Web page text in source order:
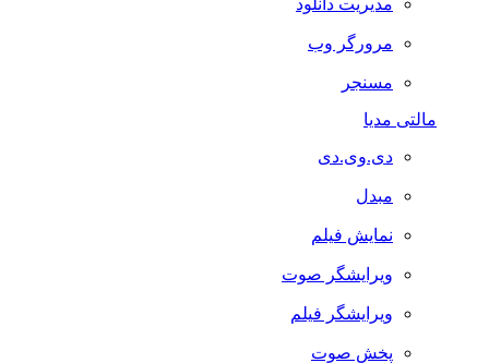
مدیریت دانلود
مرورگر وب
مسنجر
مالتی مدیا
دی.وی.دی
مبدل
نمایش فیلم
ویرایشگر صوت
ویرایشگر فیلم
پخش صوت